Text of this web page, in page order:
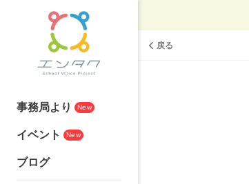
事務局より New
イベント New
ブログ
戻る